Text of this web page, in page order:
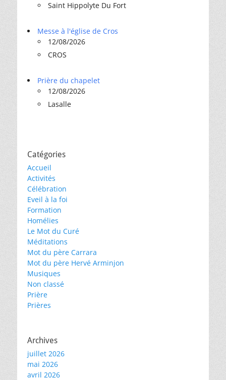
Saint Hippolyte Du Fort
Messe à l'église de Cros
12/08/2026
CROS
Prière du chapelet
12/08/2026
Lasalle
Catégories
Accueil
Activités
Célébration
Eveil à la foi
Formation
Homélies
Le Mot du Curé
Méditations
Mot du père Carrara
Mot du père Hervé Arminjon
Musiques
Non classé
Prière
Prières
Archives
juillet 2026
mai 2026
avril 2026